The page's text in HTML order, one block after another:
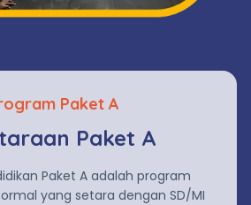
Paket A
Paket A
Paket A adalah program
yang setara dengan SD/MI